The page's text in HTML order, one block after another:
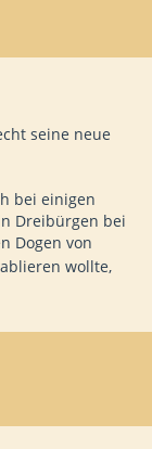
seine neue
bei einigen
Dreibürgen bei
Dogen von
wollte,